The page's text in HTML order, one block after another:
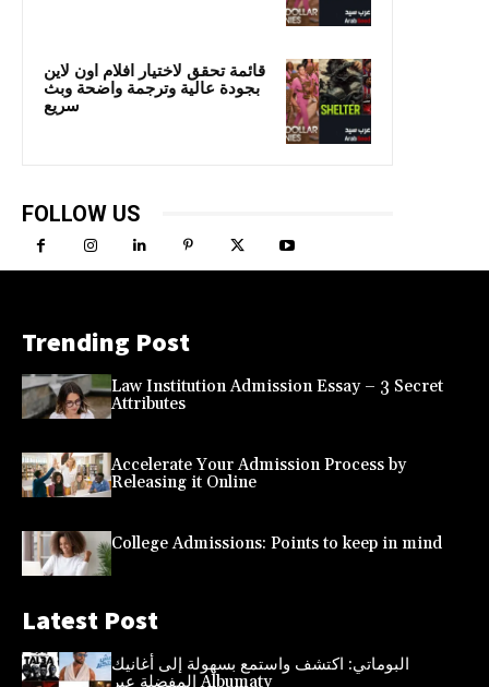
قائمة تحقق لاختيار افلام اون لاين
بجودة عالية وترجمة واضحة وبث
سريع
FOLLOW US
Trending Post
Law Institution Admission Essay – 3 Secret
Attributes
Accelerate Your Admission Process by
Releasing it Online
College Admissions: Points to keep in mind
Latest Post
البوماتي: اكتشف واستمع بسهولة إلى أغانيك
المفضلة عبر Albumaty